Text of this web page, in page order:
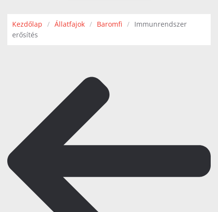
Kezdőlap Állatfajok Baromfi
Immunrendszer
erősítés